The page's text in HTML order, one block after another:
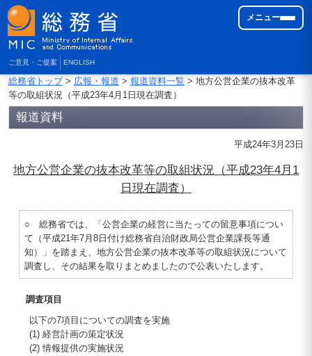
ご意見・ご提案 ENGLISH
メニュー
総務省トップ> 広報・報道 > 報道資料一覧> 地方公営企業の抜本改革
等の取組状況（平成23年4月1日現在調査）
報道資料
平成24年3月23日
地方公営企業の抜本改革等の取組状況（平成23年4月1
日現在調査）
○ 総務省では、「公営企業の経営に当たっての留意事項につい
て（平成21年7月8日付け総務省自治財政局公営企業課長等通
知）」を踏まえ、地方公営企業の抜本改革等の取組状況について
調査し、その結果を取りまとめましたので公表いたします。
調査項目
以下の7項目についての調査を実施
(1) 経営計画の策定状況
(2) 情報提供の実施状況